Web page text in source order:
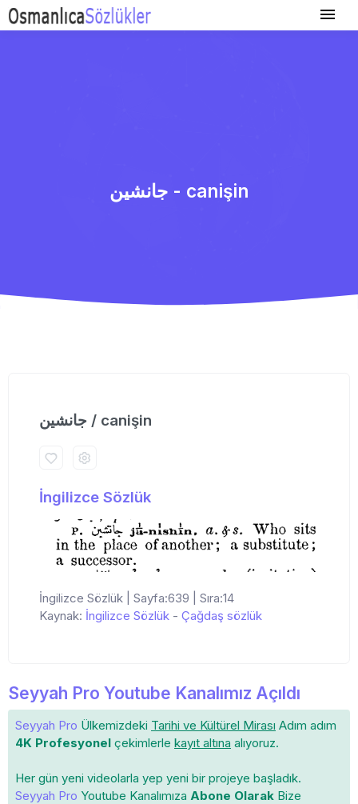
جانشین - canişin
جانشین / canişin
İngilizce Sözlük
İngilizce Sözlük | Sayfa:639 | Sıra:14
Kaynak: İngilizce Sözlük - Çağdaş sözlük
Seyyah Pro Youtube Kanalımız Açıldı
Seyyah Pro Ülkemizdeki Tarihi ve Kültürel Mirası Adım adım
4K Profesyonel çekimlerle kayıt altına alıyoruz.
Her gün yeni videolarla yep yeni bir projeye başladık.
Seyyah Pro Youtube Kanalımıza Abone Olarak Bize